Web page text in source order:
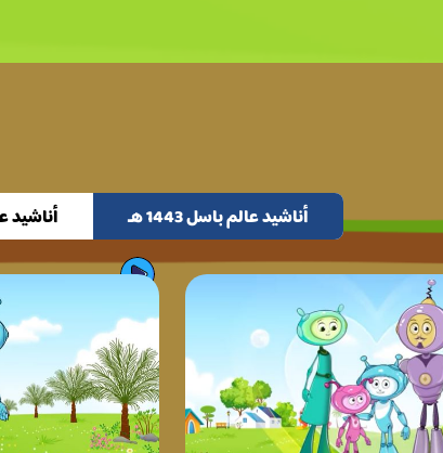
أناشيد عالم باسل 1443 هـ أناشيد